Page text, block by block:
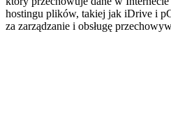
hostingu plików, takiej jak iDrive i
za zarządzanie i obsługę